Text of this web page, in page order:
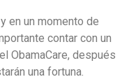
en un momento de
contar con un
ObamaCare, después
una fortuna.